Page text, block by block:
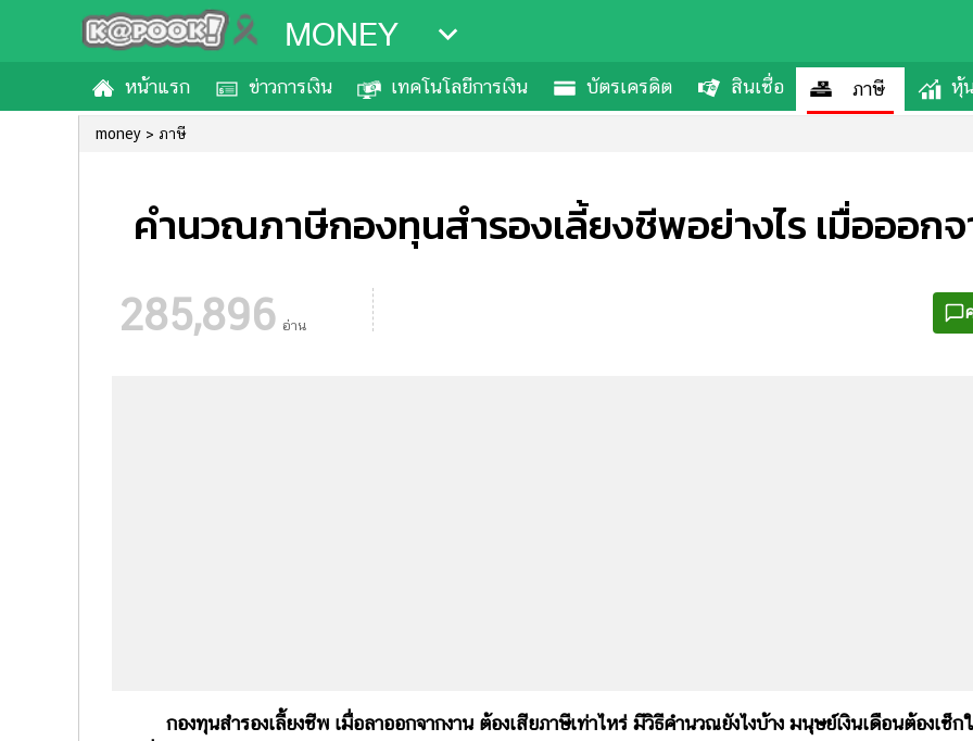
MONEY
หน้าแรก ข่าวการเงิน เทคโนโลยีการเงิน บัตรเครดิต สินเชื่อ ภาษี หุ้
money ภาษี
คำนวณภาษีกองทุนสำรองเลี้ยงชีพอย่างไร เมื่อออก
285,896 อ่าน
กองทุนสำรองเลี้ยงชีพ เมื่อลาออกจากงาน ต้องเสียภาษีเท่าไหร่ มีวิธีคำนวณยังไงบ้าง มนุษย์เงินเดือนต้องเช็ก